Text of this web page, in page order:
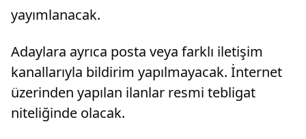
yayımlanacak.
Adaylara ayrıca posta veya farklı iletişim
kanallarıyla bildirim yapılmayacak. İnternet
üzerinden yapılan ilanlar resmi tebligat
niteliğinde olacak.